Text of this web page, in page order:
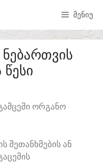
ᲛᲔᲜᲘᲣ
ᲬᲔᲡᲘ
ᲝᲠᲒᲐᲜᲝ
ᲨᲔᲗᲐᲜᲮᲛᲔᲑᲘᲡ ᲐᲜ